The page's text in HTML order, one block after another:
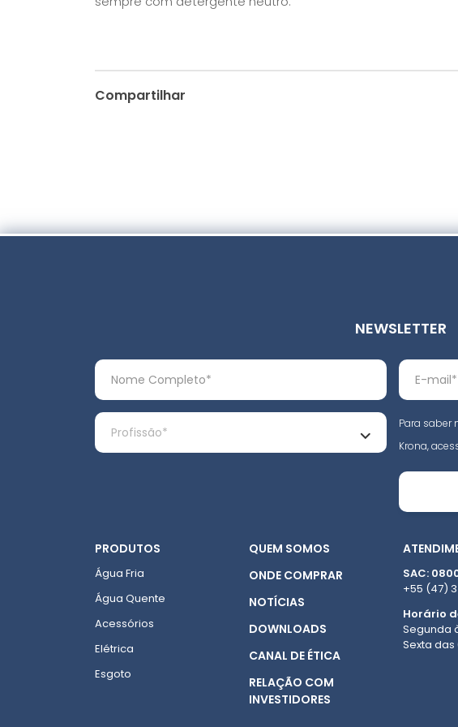
Compartilhar
NEWSLETTER
Para saber
Krona,
PRODUTOS
Água Fria
Água Quente
Acessórios
Elétrica
Esgoto
QUEM SOMOS
ONDE COMPRAR
NOTÍCIAS
DOWNLOADS
CANAL DE ÉTICA
RELAÇÃO COM
INVESTIDORES
SAC:
+55 (47)
Horário
Segunda
Sexta das